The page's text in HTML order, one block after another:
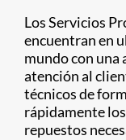
Los Servicios
encuentran en
mundo con una
atención al
técnicos de
rápidamente
repuestos